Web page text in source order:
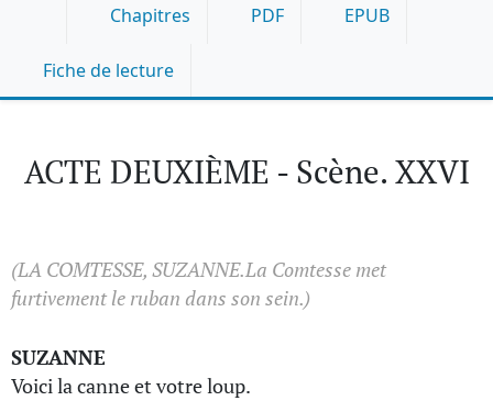
Chapitres PDF EPUB
Fiche de lecture
ACTE DEUXIÈME - Scène. XXVI
(LA COMTESSE, SUZANNE.La Comtesse met
furtivement le ruban dans son sein.)
SUZANNE
Voici la canne et votre loup.